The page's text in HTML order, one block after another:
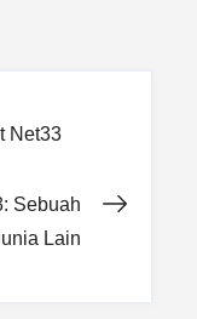
Net33
Sebuah
Lain